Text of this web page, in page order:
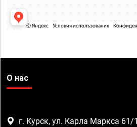
О нас
г. Курск, ул. Карла Маркса 61/1